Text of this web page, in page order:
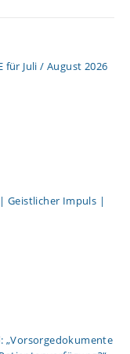
für Juli / August 2026
Geistlicher Impuls |
„Vorsorgedokumente